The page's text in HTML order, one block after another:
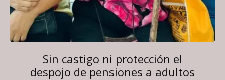
Sin castigo ni protección el
despojo de pensiones a adultos